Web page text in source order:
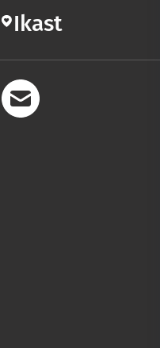
Ikast